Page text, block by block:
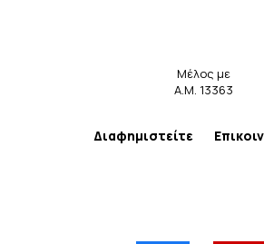
Μέλος με
Α.Μ. 13363
Διαφημιστείτε